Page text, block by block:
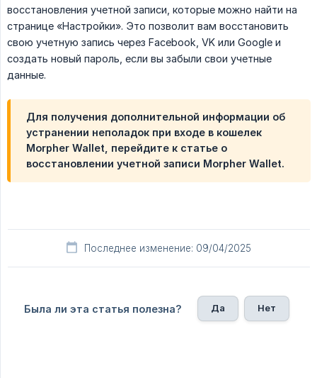
восстановления учетной записи, которые можно найти на
странице «Настройки». Это позволит вам восстановить
свою учетную запись через Facebook, VK или Google и
создать новый пароль, если вы забыли свои учетные
данные.
Для получения дополнительной информации об
устранении неполадок при входе в кошелек
Morpher Wallet, перейдите к статье о
восстановлении учетной записи Morpher Wallet.
Последнее изменение: 09/04/2025
Была ли эта статья полезна? Да Нет